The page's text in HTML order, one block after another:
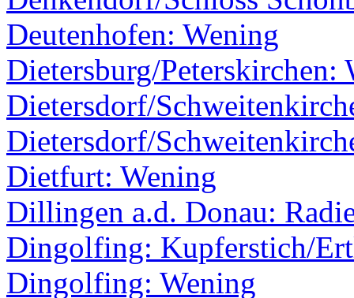
Deutenhofen: Wening
Dietersburg/Peterskirchen:
Dietersdorf/
Dietersdorf/
Dietfurt: Wening
Dillingen a.d. Donau:
Dingolfing: Kupferstich/
Dingolfing: Wening